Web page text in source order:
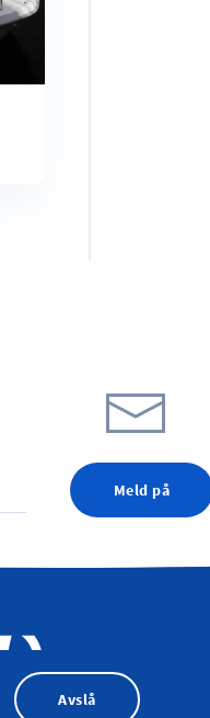
Meld på
Avslå